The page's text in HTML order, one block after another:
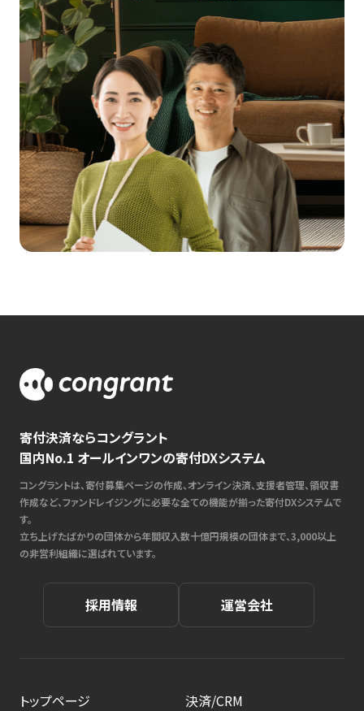
寄付決済ならコングラント
国内No.1 オールインワンの寄付DXシステム
コングラントは、寄付募集ページの作成、オンライン決済、支援者管理、領収書
作成など、ファンドレイジングに必要な全ての機能が揃った寄付DXシステムで
す。
立ち上げたばかりの団体から年間収入数十億円規模の団体まで、3,000以上
の非営利組織に選ばれています。
採用情報 運営会社
トップページ
決済/CRM